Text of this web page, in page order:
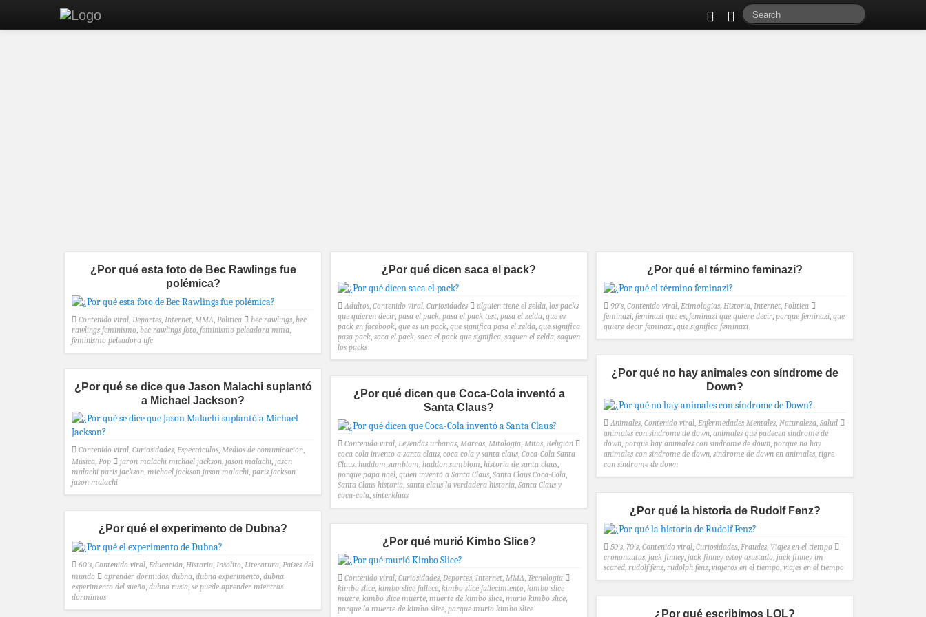
¿Por qué esta foto de Bec Rawlings fue
polémica?
Contenido viral, Deportes, Internet, MMA, Política bec rawlings, bec
rawlings feminismo, bec rawlings foto, feminismo peleadora mma,
feminismo peleadora ufc
¿Por qué dicen saca el pack?
Adultos,Contenido viral,Curiosidades alguien tiene el zelda,los packs
que quieren decir,pasa el pack,pasa el pack test,pasa el zelda,que es
pack en facebook,que es un pack,que significa pasa el zelda,que significa
pasa pack,saca el pack,saca el pack que significa,saquen el zelda,saquen
los packs
¿Por qué el término feminazi?
90's,Contenido viral,Etimologías,Historia,Internet,Política
feminazi,feminazi que es,feminazi que quiere decir,porque feminazi,que
quiere decir feminazi,que significa feminazi
¿Por qué no hay animales con síndrome de
Down?
Animales ,Contenido viral Enfermedades Mentales Naturaleza ,Salud
animales con sindrome de down ,animales que padecen sindrome de
down ,porque hay animales con sindrome de down ,porque no hay
animales con sindrome de down ,sindrome de down en animales ,tigre
con sindrome de down
¿Por qué se dice que Jason Malachi suplantó
a Michael Jackson?
Contenido viral, Curiosidades, Espectáculos, Medios de comunicación,
Música, Pop jaron malachi michael jackson, jason malachi, jason
malachi paris jackson, michael jackson jason malachi, paris jackson
jason malachi
¿Por qué dicen que Coca-Cola inventó a
Santa Claus?
Contenido viral Leyendas urbanas Marcas Mitología Mitos Religión
coca cola invento a santa claus ,coca cola y santa claus ,Coca-Cola Santa
Claus ,haddom sumblom ,haddon sumblom ,historia de santa claus
porque papa noel ,quien inventó a Santa Claus ,Santa Claus Coca-Cola
Santa Claus historia ,santa claus la verdadera historia ,Santa Claus y
coca-cola ,sinterklaas
¿Por qué la historia de Rudolf Fenz?
50's 70's ,Contenido viral ,Curiosidades Fraudes Viajes en el tiempo
crononautas ,jack finney ,jack finney estoy asustado ,jack finney im
scared ,rudolf fenz ,rudolph fenz ,viajeros en el tiempo ,viajes en el tiempo
¿Por qué el experimento de Dubna?
60's Contenido viral Educación Historia Insólito Literatura Países del
mundo
aprender dormidos dubna dubna experimento dubna
experimento del sueño dubna rusia se puede aprender mientras
dormimos
¿Por qué murió Kimbo Slice?
Contenido viral ,Curiosidades Deportes Internet MMA ,Tecnología
kimbo slice ,kimbo slice fallece ,kimbo slice fallecimiento ,kimbo slice
muere ,kimbo slice muerte muerte de kimbo slice murio kimbo slice
porque la muerte de kimbo slice ,porque murio kimbo slice ¿Por qué escribimos LOL?